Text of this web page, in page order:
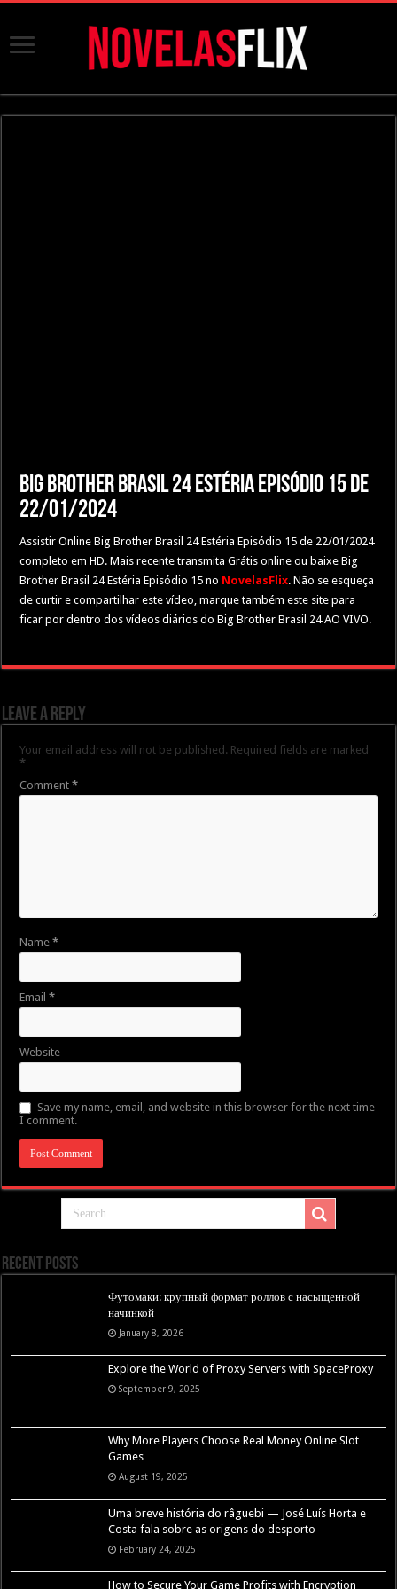
Big Brother Brasil 24 Estéria Episódio 15 de
22/01/2024
Assistir Online Big Brother Brasil 24 Estéria Episódio 15 de 22/01/2024
completo em HD. Mais recente transmita Grátis online ou baixe Big
Brother Brasil 24 Estéria Episódio 15 no NovelasFlix. Não se esqueça
de curtir e compartilhar este vídeo, marque também este site para
ficar por dentro dos vídeos diários do Big Brother Brasil 24 AO VIVO.
Leave a Reply
Your email address will not be published. Required fields are marked
*
Comment*
Name*
Email*
Website
Save my name, email, and website in this browser for the next time
I comment.
Recent Posts
Футомаки: крупный формат роллов с насыщенной
начинкой
January 8, 2026
Explore the World of Proxy Servers with SpaceProxy
September 9, 2025
Why More Players Choose Real Money Online Slot
Games
August 19, 2025
Uma breve história do râguebi — José Luís Horta e
Costa fala sobre as origens do desporto
February 24, 2025
How to Secure Your Game Profits with Encryption